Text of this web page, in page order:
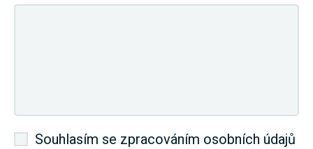
Souhlasím se zpracováním osobních údajů